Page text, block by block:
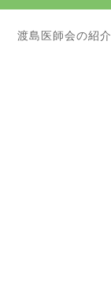
渡島医師会の紹介